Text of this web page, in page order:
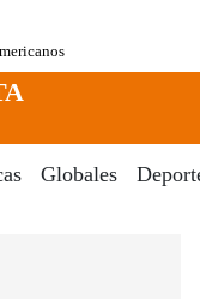
Globales